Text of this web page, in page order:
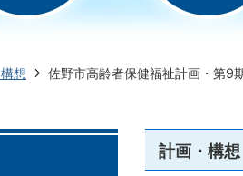
想 佐野市高齢者保健福祉計画・第9
計画・構想